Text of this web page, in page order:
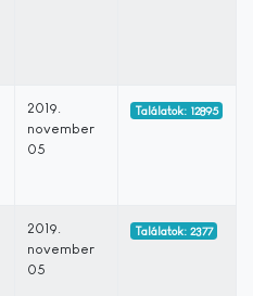
2019.
november
05
Találatok: 12895
2019.
november
05
Találatok: 2377